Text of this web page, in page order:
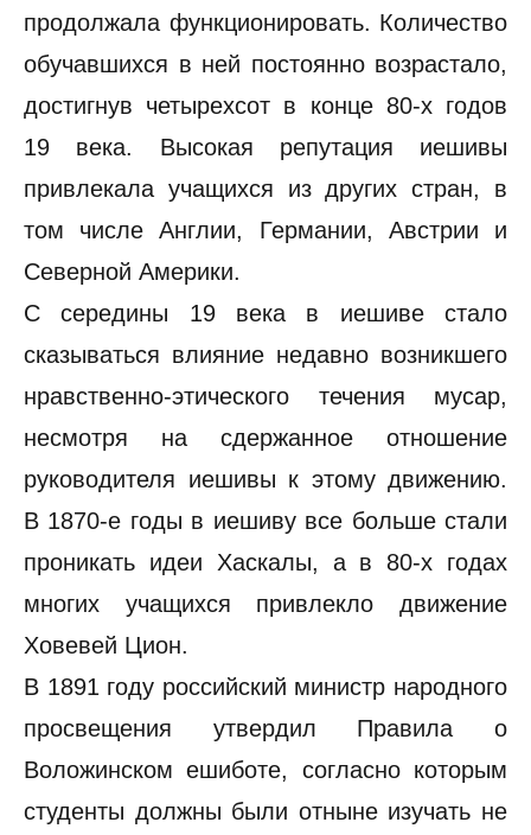
продолжала функционировать. Количество
обучавшихся в ней постоянно возрастало,
достигнув четырехсот в конце 80-х годов
19 века. Высокая репутация иешивы
привлекала учащихся из других стран, в
том числе Англии, Германии, Австрии и
Северной Америки.
С середины 19 века в иешиве стало
сказываться влияние недавно возникшего
нравственно-этического течения мусар,
несмотря на сдержанное отношение
руководителя иешивы к этому движению.
В 1870-е годы в иешиву все больше стали
проникать идеи Хаскалы, а в 80-х годах
многих учащихся привлекло движение
Ховевей Цион.
В 1891 году российский министр народного
просвещения утвердил Правила о
Воложинском ешиботе, согласно которым
студенты должны были отныне изучать не